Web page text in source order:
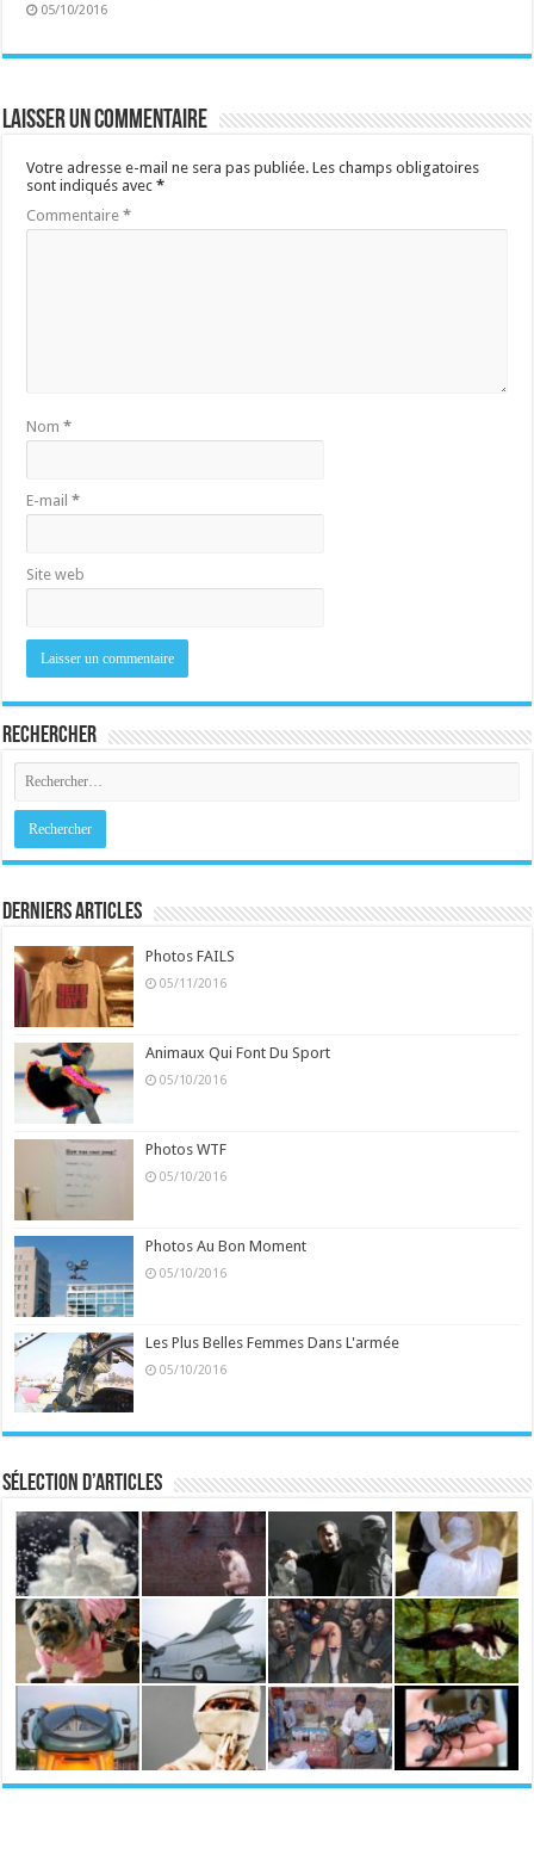
05/10/2016
Laisser un commentaire
Votre adresse e-mail ne sera pas publiée. Les champs obligatoires
sont indiqués avec*
Commentaire*
Nom*
E-mail*
Site web
Rechercher
Derniers Articles
Photos FAILS
05/11/2016
Animaux Qui Font Du Sport
05/10/2016
Photos WTF
05/10/2016
Photos Au Bon Moment
05/10/2016
Les Plus Belles Femmes Dans L'armée
05/10/2016
Sélection d’articles